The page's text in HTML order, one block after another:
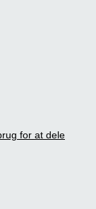
for at dele